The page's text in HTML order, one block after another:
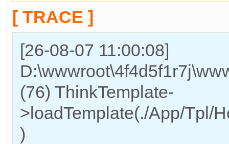
[ TRACE ]
[26-08-07 11:00:08]
(76) ThinkTemplate-
>loadTemplate(./App/Tpl/
)